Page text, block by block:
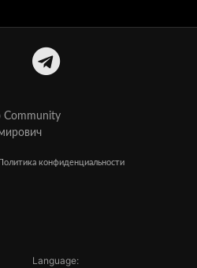
Community
конфиденциальности
Language: